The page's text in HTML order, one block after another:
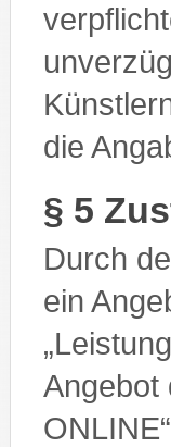
die
§ 5
Durch
ein
Angebot